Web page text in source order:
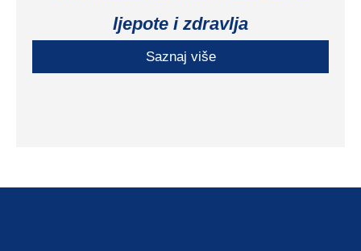
ljepote i zdravlja
Saznaj više